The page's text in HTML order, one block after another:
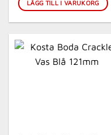
LÄGG TILL I VARUKORG